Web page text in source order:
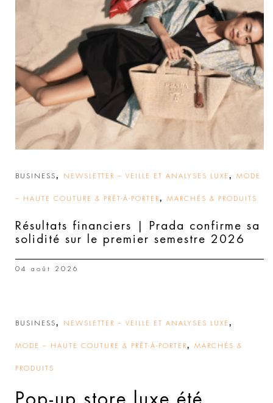
BUSINESS, NEWSLETTER – VEILLE ET ANALYSES LUXE , MODE
– HAUTE COUTURE & PRÊT-À-PORTER, MARCHÉS & PRODUITS
Résultats financiers | Prada confirme sa
solidité sur le premier semestre 2026
04 août 2026
BUSINESS, NEWSLETTER – VEILLE ET ANALYSES LUXE ,
MODE – HAUTE COUTURE & PRÊT-À-PORTER, MARCHÉS &
PRODUITS
Pop-up store luxe été